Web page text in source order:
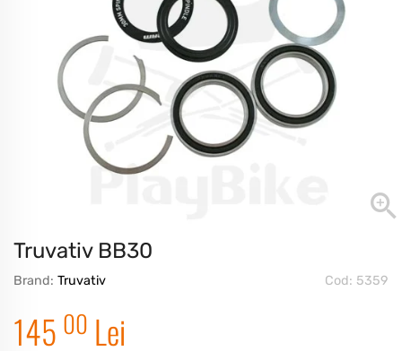
Truvativ BB30
Brand: Truvativ Cod: 5359
145 00 Lei